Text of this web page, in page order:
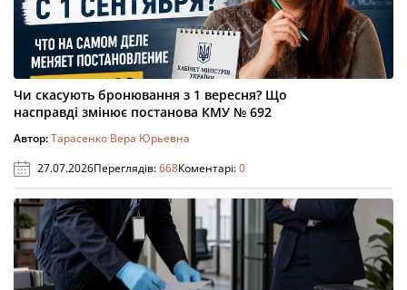
Чи скасують бронювання з 1 вересня? Що
насправді змінює постанова КМУ № 692
Автор:Тарасенко Вера Юрьевна
27.07.2026Переглядів:668Коментарі:0